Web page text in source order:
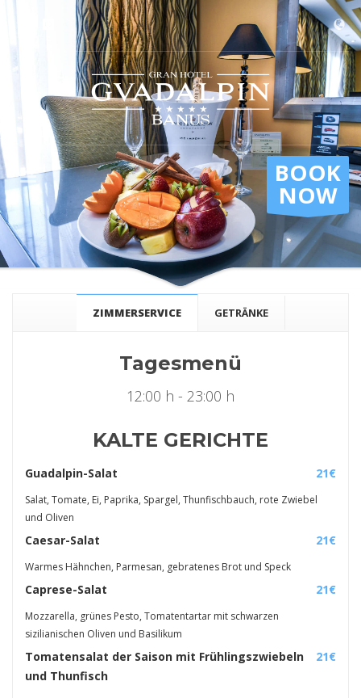
BOOK
NOW
ZIMMERSERVICE GETRÄNKE
Tagesmenü
12:00 h - 23:00 h
KALTE GERICHTE
Guadalpin-Salat 21€
Salat, Tomate, Ei, Paprika, Spargel, Thunfischbauch, rote Zwiebel
und Oliven
Caesar-Salat 21€
Warmes Hähnchen, Parmesan, gebratenes Brot und Speck
Caprese-Salat 21€
Mozzarella, grünes Pesto, Tomatentartar mit schwarzen
sizilianischen Oliven und Basilikum
Tomatensalat der Saison mit Frühlingszwiebeln
und Thunfisch
21€